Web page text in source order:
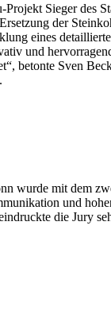
Sieger des
der
eines
und
betonte Sven
wurde mit dem
und
die Jury